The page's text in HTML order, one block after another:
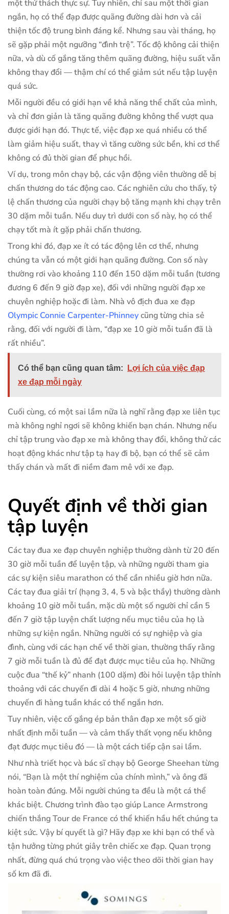
một thử thách thực sự. Tuy nhiên, chỉ sau một thời gian
ngắn, họ có thể đạp được quãng đường dài hơn và cải
thiện tốc độ trung bình đáng kể. Nhưng sau vài tháng, họ
sẽ gặp phải một ngưỡng “đình trệ”. Tốc độ không cải thiện
nữa, và dù cố gắng tăng thêm quãng đường, hiệu suất vẫn
không thay đổi — thậm chí có thể giảm sút nếu tập luyện
quá sức.
Mỗi người đều có giới hạn về khả năng thể chất của mình,
và chỉ đơn giản là tăng quãng đường không thể vượt qua
được giới hạn đó. Thực tế, việc đạp xe quá nhiều có thể
làm giảm hiệu suất, thay vì tăng cường sức bền, khi cơ thể
không có đủ thời gian để phục hồi.
Ví dụ, trong môn chạy bộ, các vận động viên thường dễ bị
chấn thương do tác động cao. Các nghiên cứu cho thấy, tỷ
lệ chấn thương của người chạy bộ tăng mạnh khi chạy trên
30 dặm mỗi tuần. Nếu duy trì dưới con số này, họ có thể
chạy tốt mà ít gặp phải chấn thương.
Trong khi đó, đạp xe ít có tác động lên cơ thể, nhưng
chúng ta vẫn có một giới hạn quãng đường. Con số này
thường rơi vào khoảng 110 đến 150 dặm mỗi tuần (tương
đương 6 đến 9 giờ đạp xe), đối với những người đạp xe
chuyên nghiệp hoặc đi làm. Nhà vô địch đua xe đạp
Olympic Connie Carpenter-Phinneycũng từng chia sẻ
rằng, đối với người đi làm, “đạp xe 10 giờ mỗi tuần đã là
rất nhiều”.
Có thể bạn cũng quan tâm:
Lợi ích của việc đạp
xe đạp mỗi ngày
Cuối cùng, có một sai lầm nữa là nghĩ rằng đạp xe liên tục
mà không nghỉ ngơi sẽ không khiến bạn chán. Nhưng nếu
chỉ tập trung vào đạp xe mà không thay đổi, không thử các
hoạt động khác như tập tạ hay đi bộ, bạn có thể sẽ cảm
thấy chán và mất đi niềm đam mê với xe đạp.
Quyết định về thời gian
tập luyện
Các tay đua xe đạp chuyên nghiệp thường dành từ 20 đến
30 giờ mỗi tuần để luyện tập, và những người tham gia
các sự kiện siêu marathon có thể cần nhiều giờ hơn nữa.
Các tay đua giải trí (hạng 3, 4, 5 và bậc thầy) thường dành
khoảng 10 giờ mỗi tuần, mặc dù một số người chỉ cần 5
đến 7 giờ tập luyện chất lượng nếu mục tiêu của họ là
những sự kiện ngắn. Những người có sự nghiệp và gia
đình, cùng với các hạn chế về thời gian, thường thấy rằng
7 giờ mỗi tuần là đủ để đạt được mục tiêu của họ. Những
cuộc đua “thế kỷ” nhanh (100 dặm) đòi hỏi luyện tập thỉnh
thoảng với các chuyến đi dài 4 hoặc 5 giờ, nhưng những
chuyến đi hàng tuần khác có thể ngắn hơn.
Tuy nhiên, việc cố gắng ép bản thân đạp xe một số giờ
nhất định mỗi tuần — và cảm thấy thất vọng nếu không
đạt được mục tiêu đó — là một cách tiếp cận sai lầm.
Như nhà triết học và bác sĩ chạy bộ George Sheehan từng
nói, “Bạn là một thí nghiệm của chính mình,” và ông đã
hoàn toàn đúng. Mỗi người chúng ta đều là một cá thể
khác biệt. Chương trình đào tạo giúp Lance Armstrong
chiến thắng Tour de France có thể khiến hầu hết chúng ta
kiệt sức. Vậy bí quyết là gì? Hãy đạp xe khi bạn có thể và
tận hưởng từng phút giây trên chiếc xe đạp. Quan trọng
nhất, đừng quá chú trọng vào việc theo dõi thời gian hay
số km đã đi.